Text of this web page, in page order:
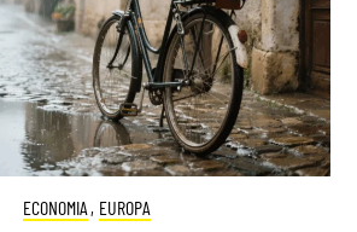
ECONOMIA , EUROPA